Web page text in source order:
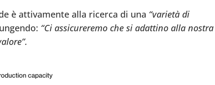
è attivamente alla ricerca di una “varietà di
“Ci assicureremo che si adattino alla nostra